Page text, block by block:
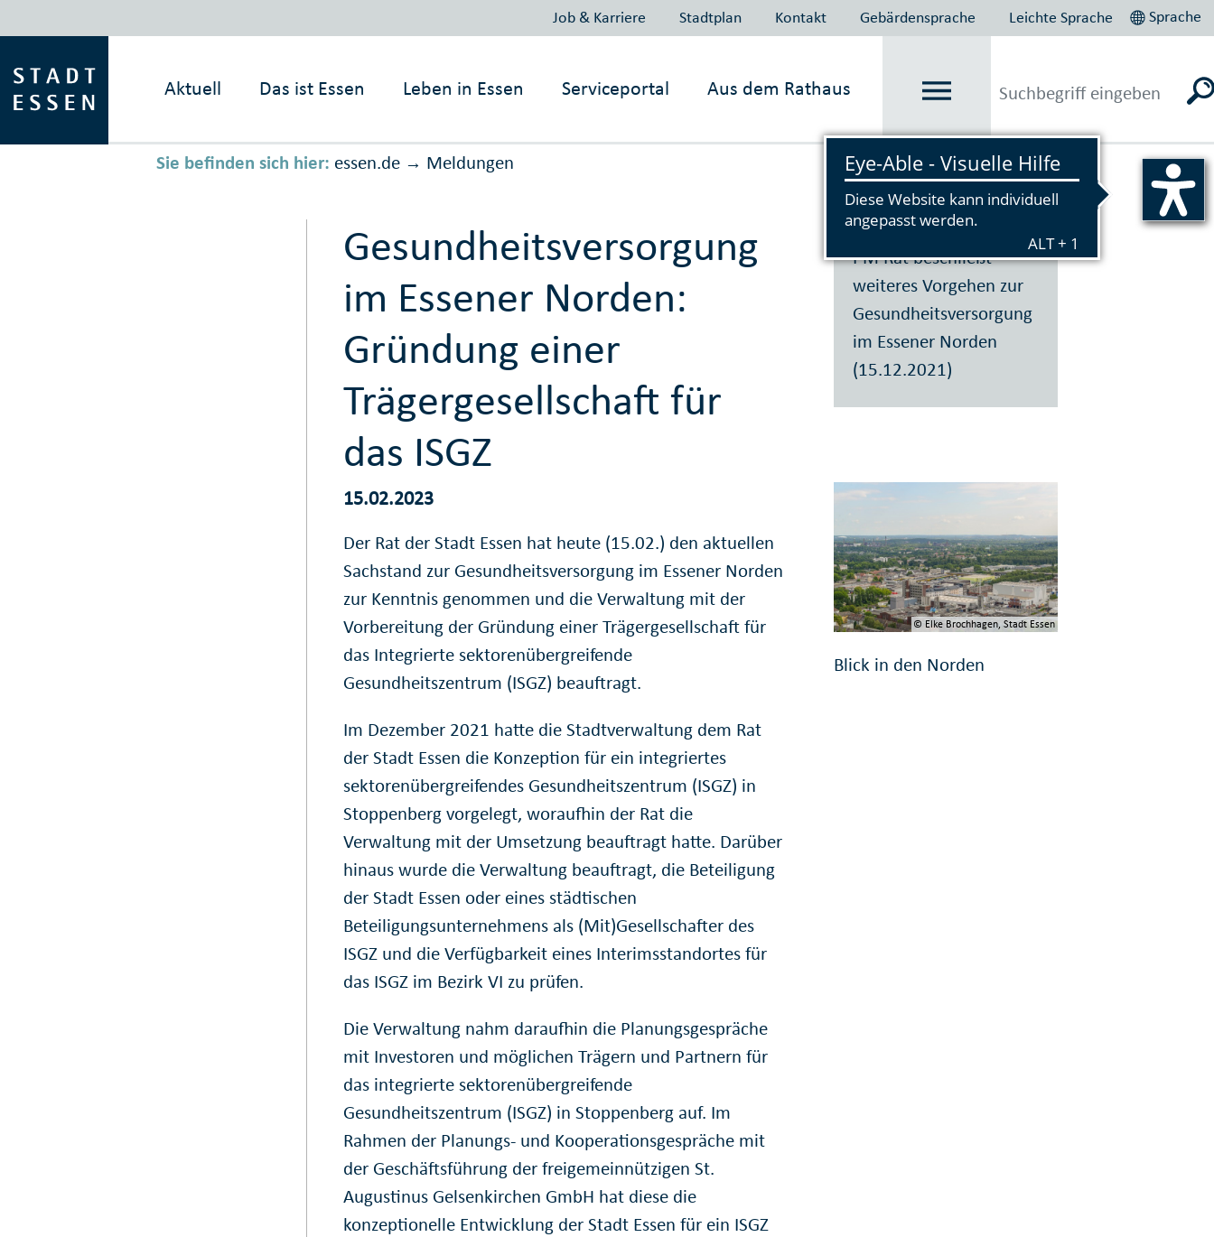
Job & Karriere Stadtplan Kontakt Gebärdensprache Leichte Sprache Sprache
Aktuell Das ist Essen Leben in Essen Serviceportal Aus dem Rathaus
Sie befinden sich hier: essen.de → Meldungen Vorlesen
Gesundheitsversorgung
im Essener Norden:
Gründung einer
Trägergesellschaft für
das ISGZ
15.02.2023
Der Rat der Stadt Essen hat heute (15.02.) den aktuellen
Sachstand zur Gesundheitsversorgung im Essener Norden
zur Kenntnis genommen und die Verwaltung mit der
Vorbereitung der Gründung einer Trägergesellschaft für
das Integrierte sektorenübergreifende
Gesundheitszentrum (ISGZ) beauftragt.
Im Dezember 2021 hatte die Stadtverwaltung dem Rat
der Stadt Essen die Konzeption für ein integriertes
sektorenübergreifendes Gesundheitszentrum (ISGZ) in
Stoppenberg vorgelegt, woraufhin der Rat die
Verwaltung mit der Umsetzung beauftragt hatte. Darüber
hinaus wurde die Verwaltung beauftragt, die Beteiligung
der Stadt Essen oder eines städtischen
Beteiligungsunternehmens als (Mit)Gesellschafter des
ISGZ und die Verfügbarkeit eines Interimsstandortes für
das ISGZ im Bezirk VI zu prüfen.
Die Verwaltung nahm daraufhin die Planungsgespräche
mit Investoren und möglichen Trägern und Partnern für
das integrierte sektorenübergreifende
Gesundheitszentrum (ISGZ) in Stoppenberg auf. Im
Rahmen der Planungs- und Kooperationsgespräche mit
der Geschäftsführung der freigemeinnützigen St.
Augustinus Gelsenkirchen GmbH hat diese die
konzeptionelle Entwicklung der Stadt Essen für ein ISGZ
PM Rat beschließt
weiteres Vorgehen zur
Gesundheitsversorgung
im Essener Norden
(15.12.2021)
© Elke Brochhagen, Stadt Essen
Blick in den Norden